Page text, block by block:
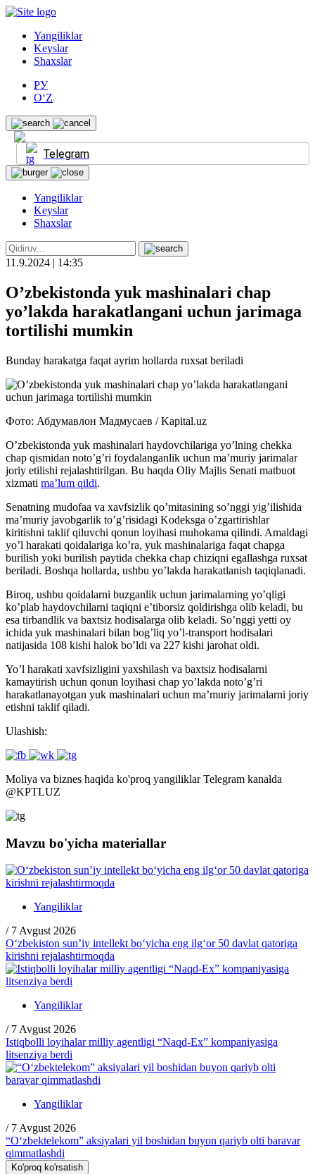
Yangiliklar
Keyslar
Shaxslar
РУ
O‘Z
Telegram
Yangiliklar
Keyslar
Shaxslar
11.9.2024 | 14:35
O’zbekistonda yuk mashinalari chap
yo’lakda harakatlangani uchun jarimaga
tortilishi mumkin
Bunday harakatga faqat ayrim hollarda ruxsat beriladi
Фото: Абдумавлон Мадмусаев / Kapital.uz
O’zbekistonda yuk mashinalari haydovchilariga yo’lning chekka
chap qismidan noto’g’ri foydalanganlik uchun ma’muriy jarimalar
joriy etilishi rejalashtirilgan. Bu haqda Oliy Majlis Senati matbuot
xizmati ma’lum qildi.
Senatning mudofaa va xavfsizlik qo’mitasining so’nggi yig’ilishida
ma’muriy javobgarlik to’g’risidagi Kodeksga o’zgartirishlar
kiritishni taklif qiluvchi qonun loyihasi muhokama qilindi. Amaldagi
yo’l harakati qoidalariga ko’ra, yuk mashinalariga faqat chapga
burilish yoki burilish paytida chekka chap chiziqni egallashga ruxsat
beriladi. Boshqa hollarda, ushbu yo’lakda harakatlanish taqiqlanadi.
Biroq, ushbu qoidalarni buzganlik uchun jarimalarning yo’qligi
ko’plab haydovchilarni taqiqni e’tiborsiz qoldirishga olib keladi, bu
esa tirbandlik va baxtsiz hodisalarga olib keladi. So’nggi yetti oy
ichida yuk mashinalari bilan bog’liq yo’l-transport hodisalari
natijasida 108 kishi halok bo’ldi va 227 kishi jarohat oldi.
Yo’l harakati xavfsizligini yaxshilash va baxtsiz hodisalarni
kamaytirish uchun qonun loyihasi chap yo’lakda noto’g’ri
harakatlanayotgan yuk mashinalari uchun ma’muriy jarimalarni joriy
etishni taklif qiladi.
Ulashish:
Moliya va biznes haqida ko'proq yangiliklar Telegram kanalda
@KPTLUZ
Mavzu bo'yicha materiallar
Yangiliklar
/ 7 Avgust 2026
O‘zbekiston sun’iy intellekt bo‘yicha eng ilg‘or 50 davlat qatoriga
kirishni rejalashtirmoqda
Yangiliklar
/ 7 Avgust 2026
Istiqbolli loyihalar milliy agentligi “Naqd-Ex” kompaniyasiga
litsenziya berdi
Yangiliklar
/ 7 Avgust 2026
“O‘zbektelekom” aksiyalari yil boshidan buyon qariyb olti baravar
qimmatlashdi
Ko'proq ko'rsatish